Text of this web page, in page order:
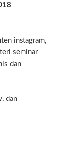
instagram,
seminar
dan
dan